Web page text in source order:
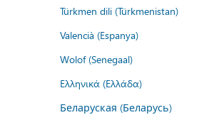
Türkmen dili (Türkmenistan)
Valencià (Espanya)
Wolof (Senegaal)
Ελληνικά (Ελλάδα)
Беларуская (Беларусь)